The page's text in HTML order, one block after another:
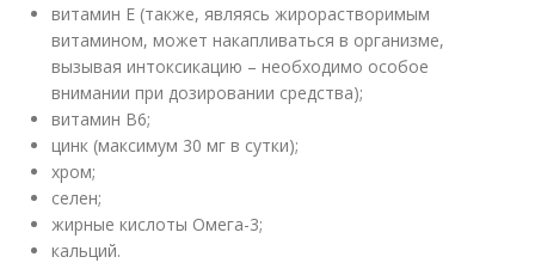
витамин Е (также, являясь жирорастворимым
витамином, может накапливаться в организме,
вызывая интоксикацию – необходимо особое
внимании при дозировании средства);
витамин В6;
цинк (максимум 30 мг в сутки);
хром;
селен;
жирные кислоты Омега-3;
кальций.